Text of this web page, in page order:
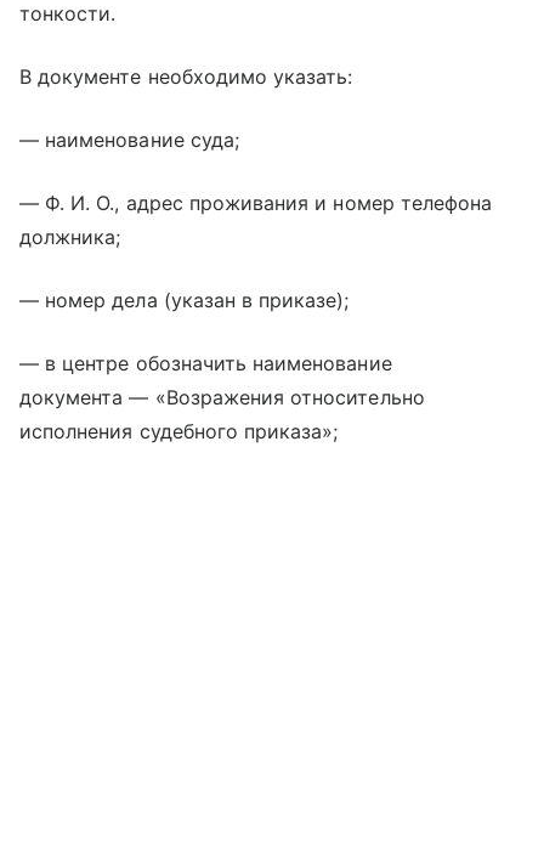
тонкости.
В документе необходимо указать:
— наименование суда;
— Ф. И. О., адрес проживания и номер телефона
должника;
— номер дела (указан в приказе);
— в центре обозначить наименование
документа — «Возражения относительно
исполнения судебного приказа»;